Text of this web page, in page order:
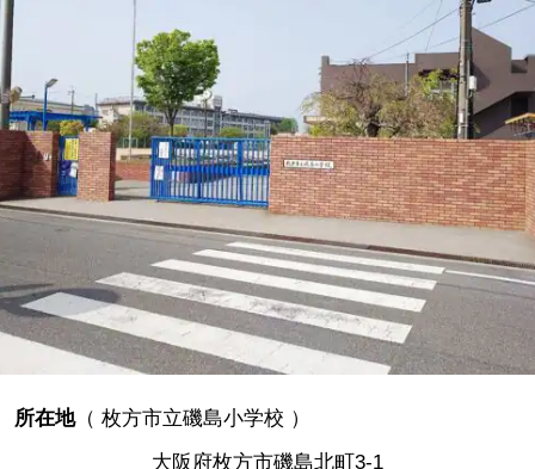
所在地（ 枚方市立磯島小学校 ）
大阪府枚方市磯島北町3-1